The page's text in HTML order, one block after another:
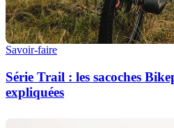
Savoir-faire
Série Trail : les sacoches
expliquées